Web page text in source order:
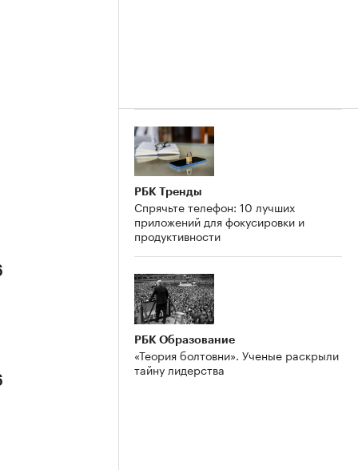
РБК Тренды
Спрячьте телефон: 10 лучших
приложений для фокусировки и
продуктивности
РБК Образование
«Теория болтовни». Ученые раскрыли
тайну лидерства